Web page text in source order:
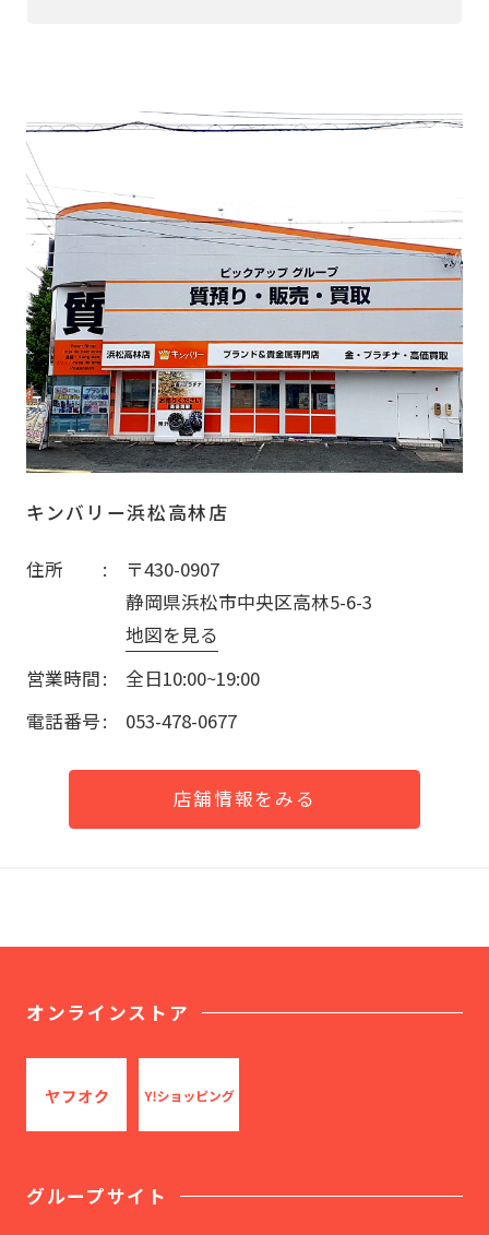
キンバリー浜松高林店
住所
〒430-0907
静岡県浜松市中央区高林5-6-3
地図を見る
営業時間
全日10:00~19:00
電話番号
053-478-0677
店舗情報をみる
オンラインストア
グループサイト